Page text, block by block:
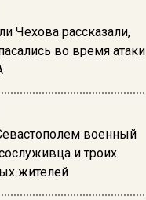
Чехова рассказали,
во время атаки
военный
и троих
жителей